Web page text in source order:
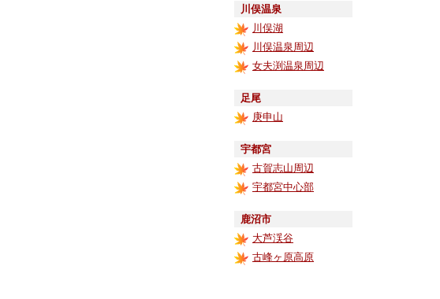
川俣温泉
川俣湖
川俣温泉周辺
女夫渕温泉周辺
足尾
庚申山
宇都宮
古賀志山周辺
宇都宮中心部
鹿沼市
大芦渓谷
古峰ヶ原高原